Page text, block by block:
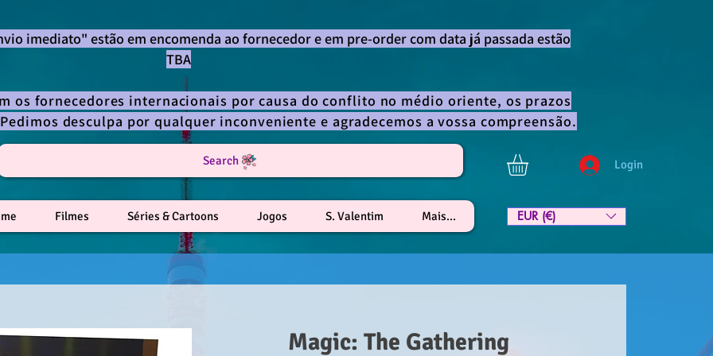
Login
imediato" estão em encomenda ao fornecedor e em pre-order com data já passada estão
TBA
os fornecedores internacionais por causa do conflito no médio oriente, os prazos
desculpa por qualquer inconveniente e agradecemos a vossa compreensão.
Search
Filmes Séries & Cartoons Jogos S. Valentim Mais... EUR (€)
Magic: The Gathering